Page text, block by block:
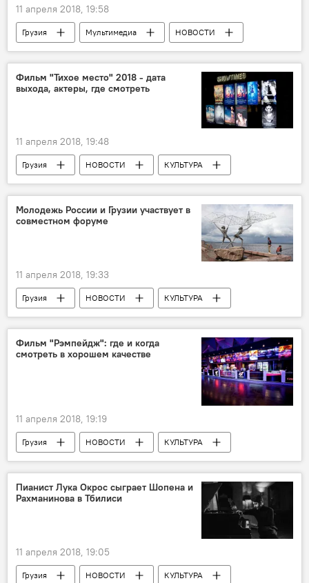
11 апреля 2018, 19:58
Грузия Мультимедиа
НОВОСТИ
В мире
Политика
Фотоленты
Азербайджан
Ильхам Алиев
выборы
новости в фотографиях
Итоги президентских выборов в Азербайджане 2018
Фильм "Тихое место" 2018 - дата
выхода, актеры, где смотреть
11 апреля 2018, 19:48
Грузия НОВОСТИ
КУЛЬТУРА
Киноафиша Тбилиси
Тбилиси
Молодежь России и Грузии участвует в
совместном форуме
11 апреля 2018, 19:33
Грузия НОВОСТИ
КУЛЬТУРА
Россия
ОБЩЕСТВО
Грузино-российские отношения
Фильм "Рэмпейдж": где и когда
смотреть в хорошем качестве
11 апреля 2018, 19:19
Грузия НОВОСТИ
КУЛЬТУРА
Киноафиша Тбилиси
Тбилиси
Пианист Лука Окрос сыграет Шопена и
Рахманинова в Тбилиси
11 апреля 2018, 19:05
Грузия НОВОСТИ КУЛЬТУРА